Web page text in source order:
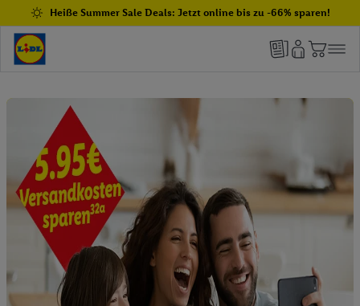
Heiße Summer Sale Deals: Jetzt online bis zu -66% sparen!